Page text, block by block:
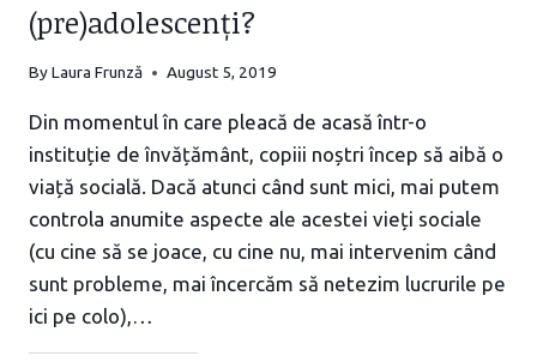
(pre)adolescenți?
ByLaura Frunză August 5, 2019
Din momentul în care pleacă de acasă într-o
instituție de învățământ, copiii noștri încep să aibă o
viață socială. Dacă atunci când sunt mici, mai putem
controla anumite aspecte ale acestei vieți sociale
(cu cine să se joace, cu cine nu, mai intervenim când
sunt probleme, mai încercăm să netezim lucrurile pe
ici pe colo),…